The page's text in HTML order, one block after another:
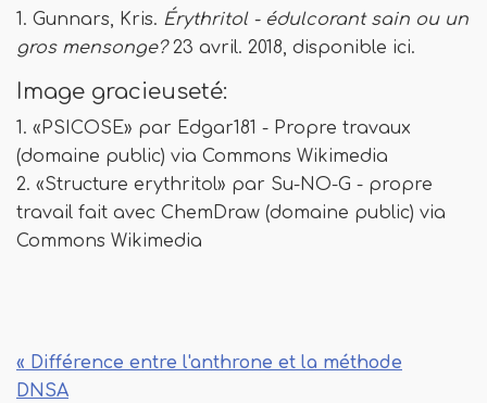
1. Gunnars, Kris. Érythritol - édulcorant sain ou un
gros mensonge?23 avril. 2018, disponible ici.
Image gracieuseté:
1. «PSICOSE» par Edgar181 - Propre travaux
(domaine public) via Commons Wikimedia
2. «Structure erythritol» par Su-NO-G - propre
travail fait avec ChemDraw (domaine public) via
Commons Wikimedia
« Différence entre l'anthrone et la méthode
DNSA